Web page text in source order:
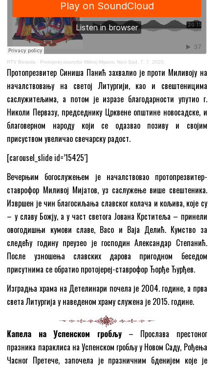
RTV Beseda · Protojerej-stavrofor Milivoj Mijatov, Novi Sad, 7. 7. 2020.
Протопрезвитер Синиша Панић захвалио је проти Миливоју на
началствовању на светој Литургији, као и свештеницима
саслужитељима, а потом је изразе благодарности упутио г.
Николи Первазу, председнику Црквене општине новосадске, и
благоверном народу који се одазвао позиву и својим
присуством увеличао свечарску радост.
[carousel_slide id=’15425′]
Вечерњим богослужењем је началствовао протопрезвитер-
ставрофор Миливој Мијатов, уз саслужење више свештеника.
Извршен је чин благосиљања славског колача и кољива, које су
– у славу Божју, а у част светога Јована Крститеља – принели
овогодишњи кумови славе, Васо и Ваја Делић. Кумство за
следећу годину преузео је господин Александар Степанић.
После узношења славских дарова пригодном беседом
присутнима се обратио протојереј-ставрофор Ђорђе Ђурђев.
Изградња храма на Детелинари почела је 2004. године, а прва
света Литургија у наведеном храму служена је 2015. године.
Капела на Успенском гробљу– Прослава престоног
празника параклиса на Успенском гробљу у Новом Саду, Рођења
Часног Претече, започела је празничним бденијем које је